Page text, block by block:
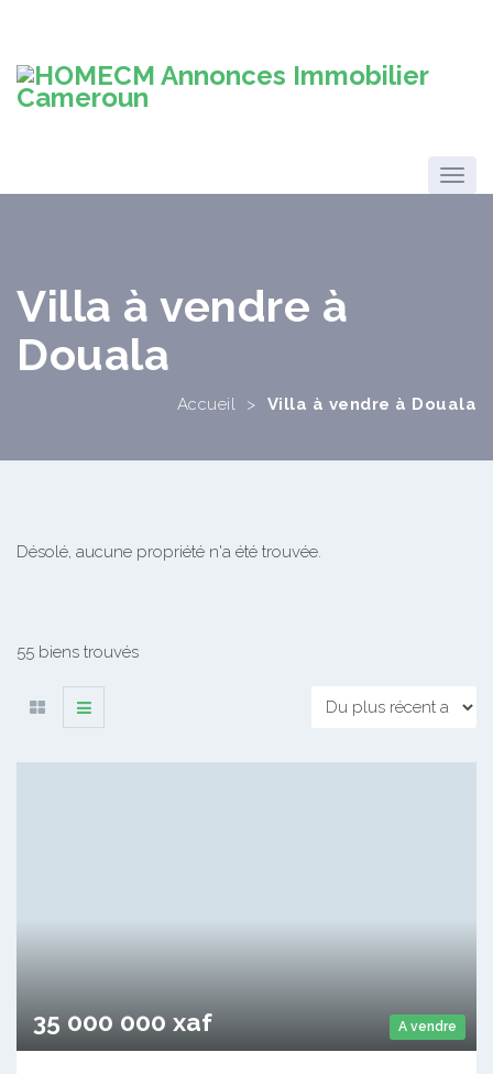
Villa à vendre à
Douala
Accueil > Villa à vendre à Douala
Désolé, aucune propriété n'a été trouvée.
55 biens trouvés
A vendre
35 000 000 xaf